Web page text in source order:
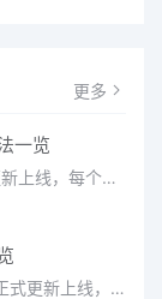
更多
一览
光遇织光季在近期正式更新上线，每个季节都有着许多全新内容和资讯可以让你来体验，不少刚体验的小伙伴想要知道
绝区零2.6版本将在本周正式更新上线，上周的前瞻直播官方给玩家们带来关于最新版本的卡池信息和相关活动内容，